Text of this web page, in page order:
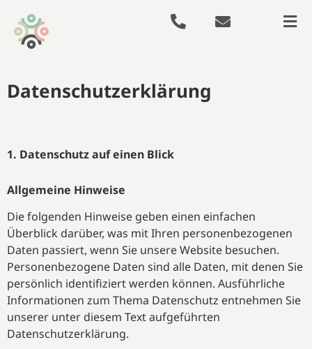
Datenschutzerklärung
1. Datenschutz auf einen Blick
Allgemeine Hinweise
Die folgenden Hinweise geben einen einfachen
Überblick darüber, was mit Ihren personenbezogenen
Daten passiert, wenn Sie unsere Website besuchen.
Personenbezogene Daten sind alle Daten, mit denen Sie
persönlich identifiziert werden können. Ausführliche
Informationen zum Thema Datenschutz entnehmen Sie
unserer unter diesem Text aufgeführten
Datenschutzerklärung.